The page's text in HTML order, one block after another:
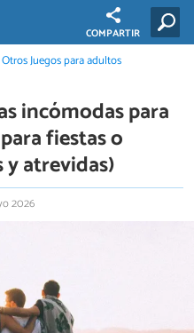
COMPARTIR
Otros Juegos para adultos
incómodas para
fiestas o
atrevidas)
2026